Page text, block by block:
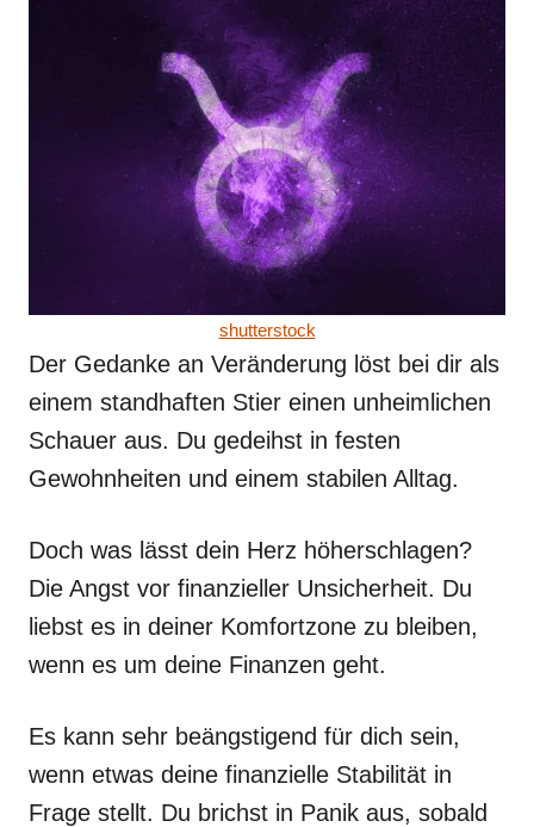
shutterstock
Der Gedanke an Veränderung löst bei dir als
einem standhaften Stier einen unheimlichen
Schauer aus. Du gedeihst in festen
Gewohnheiten und einem stabilen Alltag.
Doch was lässt dein Herz höherschlagen?
Die Angst vor finanzieller Unsicherheit. Du
liebst es in deiner Komfortzone zu bleiben,
wenn es um deine Finanzen geht.
Es kann sehr beängstigend für dich sein,
wenn etwas deine finanzielle Stabilität in
Frage stellt. Du brichst in Panik aus, sobald